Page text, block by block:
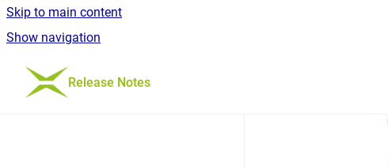
Skip to main content
Show navigation
Go to homepage
Release Notes